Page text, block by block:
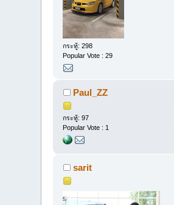
กระทู้: 298
Popular Vote : 29
Paul_ZZ
กระทู้: 97
Popular Vote : 1
sarit